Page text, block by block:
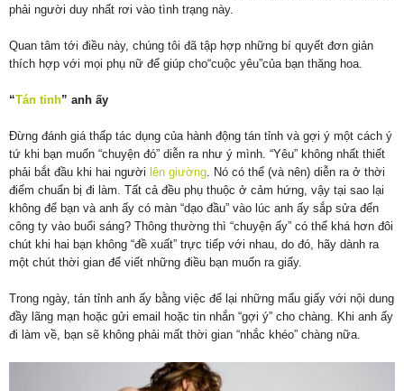
phải người duy nhất rơi vào tình trạng này.
Quan tâm tới điều này, chúng tôi đã tập hợp những bí quyết đơn giản
thích hợp với mọi phụ nữ để giúp cho“cuộc yêu”của bạn thăng hoa.
“Tán tỉnh” anh ấy
Đừng đánh giá thấp tác dụng của hành động tán tỉnh và gợi ý một cách ý
tứ khi bạn muốn “chuyện đó” diễn ra như ý mình. “Yêu” không nhất thiết
phải bắt đầu khi hai người lên giường. Nó có thể (và nên) diễn ra ở thời
điểm chuẩn bị đi làm. Tất cả đều phụ thuộc ở cảm hứng, vậy tại sao lại
không để bạn và anh ấy có màn “dạo đầu” vào lúc anh ấy sắp sửa đến
công ty vào buổi sáng? Thông thường thì “chuyện ấy” có thể khá hơn đôi
chút khi hai bạn không “đề xuất” trực tiếp với nhau, do đó, hãy dành ra
một chút thời gian để viết những điều bạn muốn ra giấy.
Trong ngày, tán tỉnh anh ấy bằng việc để lại những mẩu giấy với nội dung
đầy lãng mạn hoặc gửi email hoặc tin nhắn “gợi ý” cho chàng. Khi anh ấy
đi làm về, bạn sẽ không phải mất thời gian “nhắc khéo” chàng nữa.